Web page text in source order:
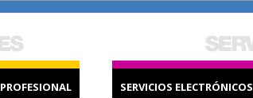
PROFESIONAL SERVICIOS ELECTRÓNICOS